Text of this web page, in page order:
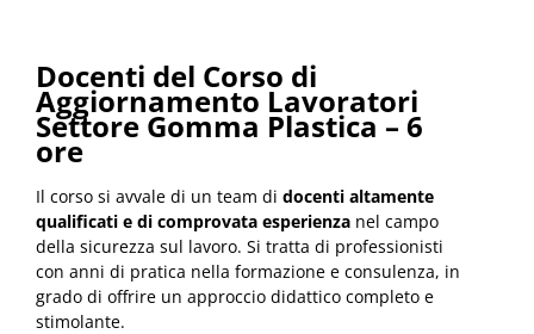
Docenti del Corso di
Aggiornamento Lavoratori
Settore Gomma Plastica – 6
ore
Il corso si avvale di un team di docenti altamente
qualificati e di comprovata esperienza nel campo
della sicurezza sul lavoro. Si tratta di professionisti
con anni di pratica nella formazione e consulenza, in
grado di offrire un approccio didattico completo e
stimolante.